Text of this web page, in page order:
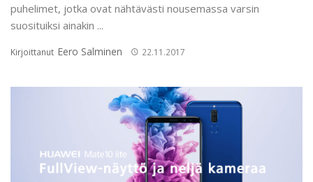
puhelimet, jotka ovat nähtävästi nousemassa varsin
suosituiksi ainakin ...
Kirjoittanut Eero Salminen 22.11.2017